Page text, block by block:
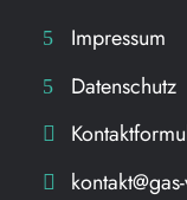
Impressum
Datenschutz